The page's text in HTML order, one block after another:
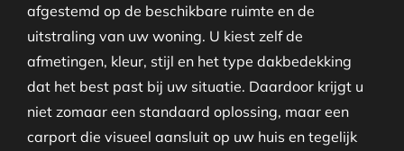
afgestemd op de beschikbare ruimte en de
uitstraling van uw woning. U kiest zelf de
afmetingen, kleur, stijl en het type dakbedekking
dat het best past bij uw situatie. Daardoor krijgt u
niet zomaar een standaard oplossing, maar een
carport die visueel aansluit op uw huis en tegelijk